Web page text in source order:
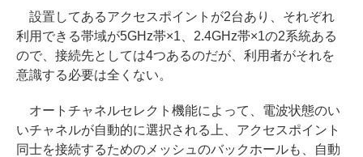
設置してあるアクセスポイントが2台あり、それぞれ
利用できる帯域が5GHz帯×1、2.4GHz帯×1の2系統ある
ので、接続先としては4つあるのだが、利用者がそれを
意識する必要は全くない。
オートチャネルセレクト機能によって、電波状態のい
いチャネルが自動的に選択される上、アクセスポイント
同士を接続するためのメッシュのバックホールも、自動